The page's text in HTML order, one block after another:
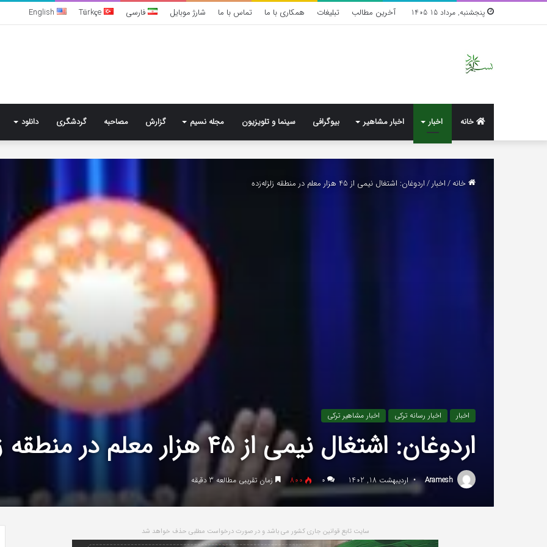
پنجشنبه, مرداد 15 1405 آخرین مطالب تبلیغات همکاری با ما تماس با ما شارژ موبایل فارسی Türkçe
English
خانه اخبار اخبار مشاهیر بیوگرافی سینما و تلویزیون مجله نسیم گزارش مصاحبه گردشگری دانلود
خانه/اخبار/اردوغان: اشتغال نیمی از 45 هزار معلم در منطقه زلزله‌زده
اخبار اخبار رسانه ترکی اخبار مشاهیر ترکی
اردوغان: اشتغال نیمی از 45 هزار معلم در منطقه زلزله‌زده
Aramesh اردیبهشت 18, 1402 ۰ 800 زمان تقریبی مطالعه 3 دقیقه
سایت تابع قوانین جاری کشور می باشد و در صورت درخواست مطلبی حذف خواهد شد